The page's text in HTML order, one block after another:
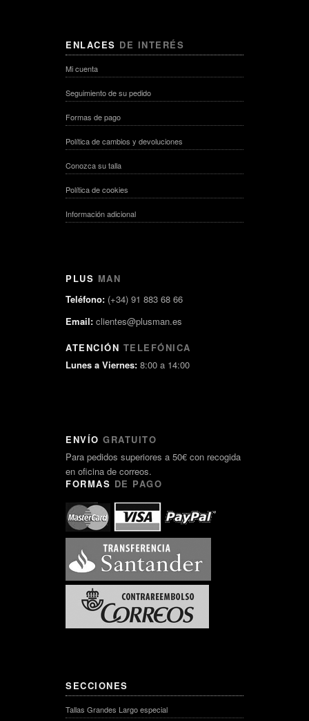
ENLACES DE INTERÉS
Mi cuenta
Seguimiento de su pedido
Formas de pago
Política de cambios y devoluciones
Conozca su talla
Política de cookies
Información adicional
PLUS MAN
Teléfono: (+34) 91 883 68 66
Email: clientes@plusman.es
ATENCIÓN TELEFÓNICA
Lunes a Viernes: 8:00 a 14:00
ENVÍO GRATUITO
Para pedidos superiores a 50€ con recogida
en oficina de correos.
FORMAS DE PAGO
SECCIONES
Tallas Grandes Largo especial